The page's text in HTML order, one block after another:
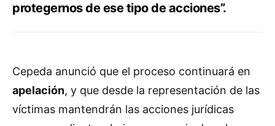
protegernos de ese tipo de acciones”.
Cepeda anunció que el proceso continuará en
apelación, y que desde la representación de las
víctimas mantendrán las acciones jurídicas